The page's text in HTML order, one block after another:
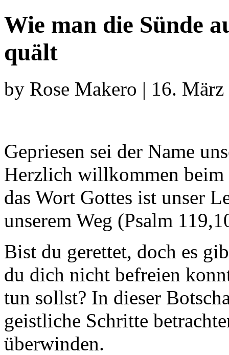
Wie man die Sünde
quält
by Rose Makero | 16.
Gepriesen sei der Name
Herzlich willkommen beim
das Wort Gottes ist unser
unserem Weg (Psalm
Bist du gerettet, doch es
du dich nicht befreien
tun sollst? In dieser
geistliche Schritte
überwinden.